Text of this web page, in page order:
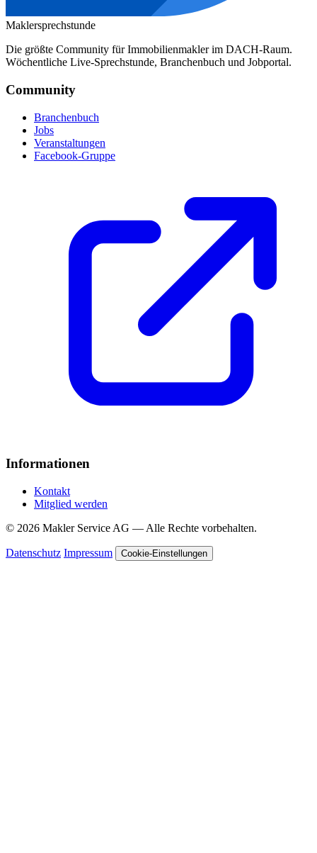
Maklersprechstunde
Die größte Community für Immobilienmakler im DACH-Raum.
Wöchentliche Live-Sprechstunde, Branchenbuch und Jobportal.
Community
Branchenbuch
Jobs
Veranstaltungen
Facebook-Gruppe
Informationen
Kontakt
Mitglied werden
© 2026 Makler Service AG — Alle Rechte vorbehalten.
Datenschutz Impressum Cookie-Einstellungen